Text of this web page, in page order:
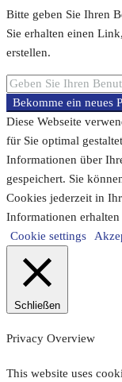
Bitte geben Sie Ihren
Sie erhalten einen
erstellen.
Bekomme ein neues
Diese Webseite
für Sie optimal
Informationen über
gespeichert. Sie
Cookies jederzeit in
Informationen erhalten
Cookie settings
Schließen
Privacy Overview
This website uses